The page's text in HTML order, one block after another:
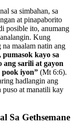
sa simbahan, sa
at pinapaborito
posible ito, anumang
Kung
na maalam natin ang
kayo sa
sarili at gayon
pook iyon” (Mt 6:6).
hadlangin ang
puso at manatili kay
Sa Gethsemane